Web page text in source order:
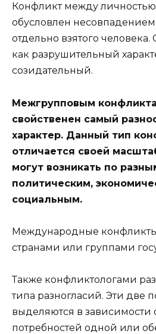
Конфликт между
обусловлен
отдельно взятого
как разрушительный
созидательный.
Межгрупповым
свойственен самый
характер. Данный тип
отличается своей
могут возникать по
политическим,
социальным.
Международные
странами или группами
Также конфликтологами
типа разногласий. Эти две
выделяются в
потребностей одной или